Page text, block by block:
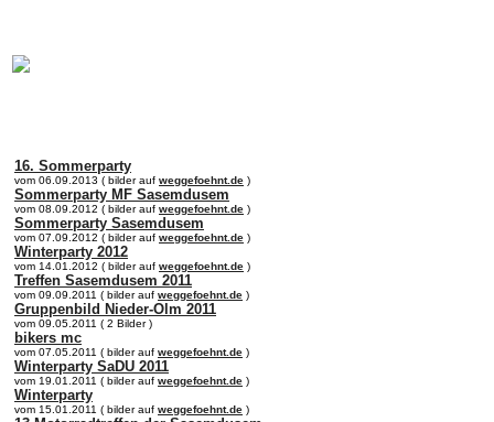
16. Sommerparty
vom 06.09.2013 ( bilder auf weggefoehnt.de )
Sommerparty MF Sasemdusem
vom 08.09.2012 ( bilder auf weggefoehnt.de )
Sommerparty Sasemdusem
vom 07.09.2012 ( bilder auf weggefoehnt.de )
Winterparty 2012
vom 14.01.2012 ( bilder auf weggefoehnt.de )
Treffen Sasemdusem 2011
vom 09.09.2011 ( bilder auf weggefoehnt.de )
Gruppenbild Nieder-Olm 2011
vom 09.05.2011 ( 2 Bilder )
bikers mc
vom 07.05.2011 ( bilder auf weggefoehnt.de )
Winterparty SaDU 2011
vom 19.01.2011 ( bilder auf weggefoehnt.de )
Winterparty
vom 15.01.2011 ( bilder auf weggefoehnt.de )